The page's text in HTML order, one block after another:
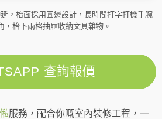
，枱面採用圓邊設計，長時間打字打機手腕
，枱下兩格抽屜收納文具雜物。
查詢報價
服務，配合你嘅室內裝修工程，一